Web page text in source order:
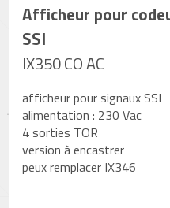
Afficheur pour
SSI
IX350 CO AC
afficheur pour signaux SSI
alimentation : 230 Vac
4 sorties TOR
version à encastrer
peux remplacer IX346